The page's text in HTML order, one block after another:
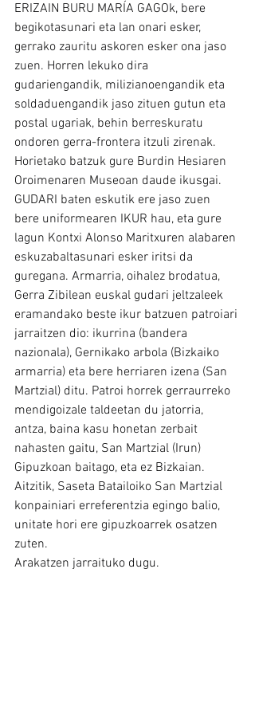
ERIZAIN BURU MARÍA GAGOk, bere
begikotasunari eta lan onari esker,
gerrako zauritu askoren esker ona jaso
zuen. Horren lekuko dira
gudariengandik, milizianoengandik eta
soldaduengandik jaso zituen gutun eta
postal ugariak, behin berreskuratu
ondoren gerra-frontera itzuli zirenak.
Horietako batzuk gure Burdin Hesiaren
Oroimenaren Museoan daude ikusgai.
GUDARI baten eskutik ere jaso zuen
bere uniformearen IKUR hau, eta gure
lagun Kontxi Alonso Maritxuren alabaren
eskuzabaltasunari esker iritsi da
guregana. Armarria, oihalez brodatua,
Gerra Zibilean euskal gudari jeltzaleek
eramandako beste ikur batzuen patroiari
jarraitzen dio: ikurrina (bandera
nazionala), Gernikako arbola (Bizkaiko
armarria) eta bere herriaren izena (San
Martzial) ditu. Patroi horrek gerraurreko
mendigoizale taldeetan du jatorria,
antza, baina kasu honetan zerbait
nahasten gaitu, San Martzial (Irun)
Gipuzkoan baitago, eta ez Bizkaian.
Aitzitik, Saseta Batailoiko San Martzial
konpainiari erreferentzia egingo balio,
unitate hori ere gipuzkoarrek osatzen
zuten.
Arakatzen jarraituko dugu.